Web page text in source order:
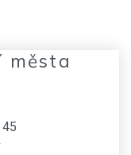
města